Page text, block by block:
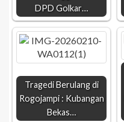
DPD Golkar…
Tragedi Berulang di
Rogojampi : Kubangan
Bekas…